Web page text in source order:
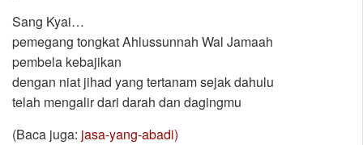
Sang Kyai…
pemegang tongkat Ahlussunnah Wal Jamaah
pembela kebajikan
dengan niat jihad yang tertanam sejak dahulu
telah mengalir dari darah dan dagingmu
(Baca juga: jasa-yang-abadi)